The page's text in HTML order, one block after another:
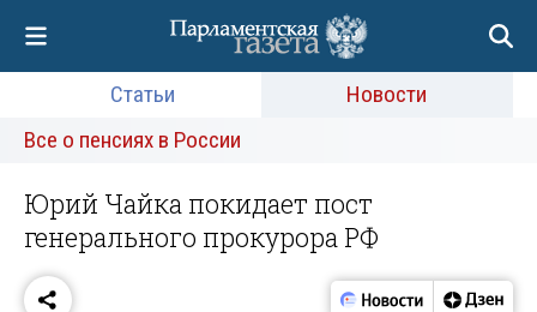
Статьи
Новости
Все о пенсиях в России
Юрий Чайка покидает пост
генерального прокурора РФ